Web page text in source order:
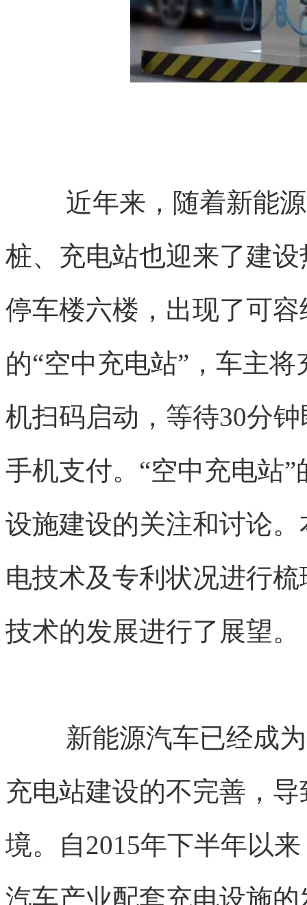
近年来，随着新能
桩、充电站也迎来了建
停车楼六楼，出现了可
的“空中充电站”，车主
机扫码启动，等待30分
手机支付。“空中充电站
设施建设的关注和讨论
电技术及专利状况进行
技术的发展进行了展望。
新能源汽车已经成
充电站建设的不完善，
境。自2015年下半年以
汽车产业配套充电设施